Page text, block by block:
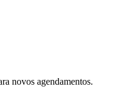
novos agendamentos.